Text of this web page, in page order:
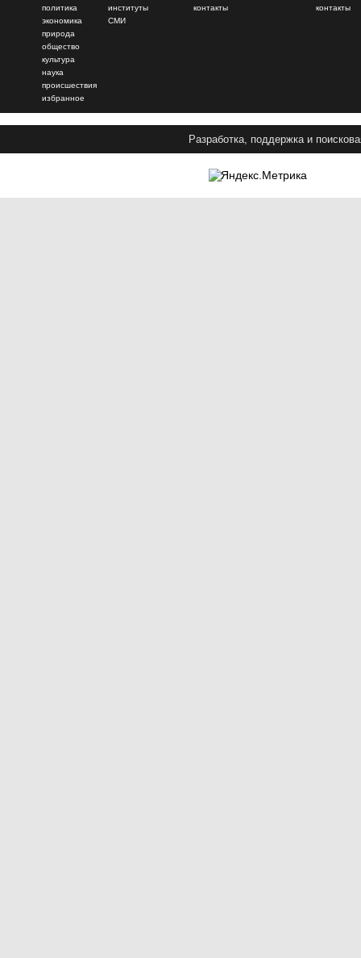
политика
экономика
природа
общество
культура
наука
происшествия
избранное
институты
СМИ
контакты
контакты
Разработка, поддержка и